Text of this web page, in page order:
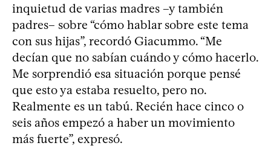
inquietud de varias madres –y también
padres– sobre “cómo hablar sobre este tema
con sus hijas”, recordó Giacummo. “Me
decían que no sabían cuándo y cómo hacerlo.
Me sorprendió esa situación porque pensé
que esto ya estaba resuelto, pero no.
Realmente es un tabú. Recién hace cinco o
seis años empezó a haber un movimiento
más fuerte”, expresó.